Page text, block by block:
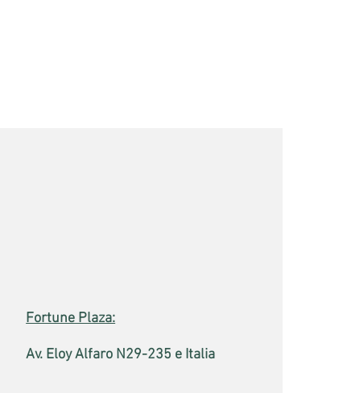
Fortune Plaza:
Av. Eloy Alfaro N29-235 e Italia